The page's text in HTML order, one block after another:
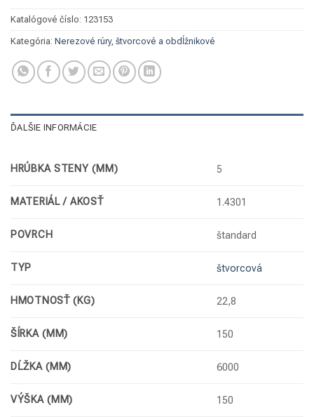
Katalógové číslo: 123153
Kategória: Nerezové rúry, štvorcové a obdĺžnikové
ĎALŠIE INFORMÁCIE
HRÚBKA STENY (MM) 5
MATERIÁL / AKOSŤ 1.4301
POVRCH štandard
TYP štvorcová
HMOTNOSŤ (KG) 22,8
ŠÍRKA (MM) 150
DĹŽKA (MM) 6000
VÝŠKA (MM) 150